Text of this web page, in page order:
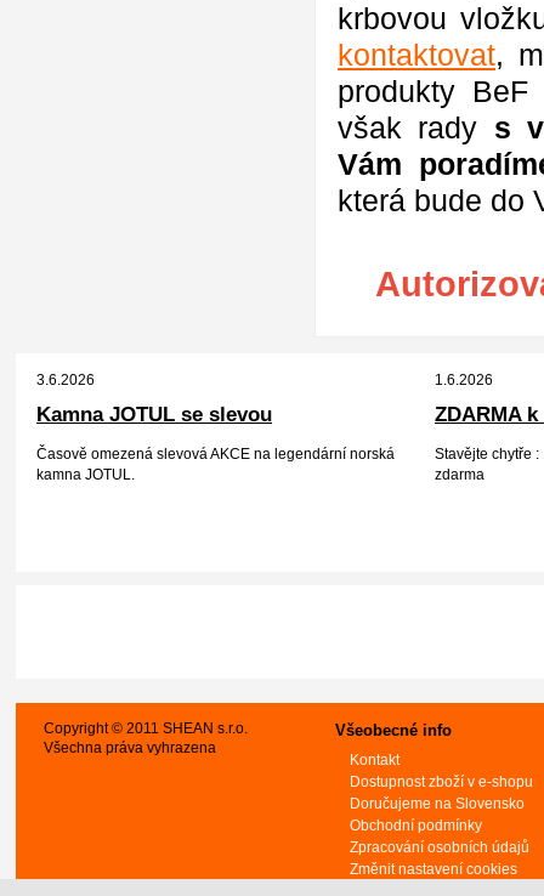
krbovou
kontaktovat,
produkty
však rady s
Vám
která bude do
3.6.2026
Kamna JOTUL se slevou
Časově omezená slevová AKCE na legendární norská
kamna JOTUL.
1.6.2026
ZDARMA
Stavějte chytře
zdarma
Copyright © 2011 SHEAN s.r.o.
Všechna práva vyhrazena
Všeobecné info
Kontakt
Dostupnost zboží v e-shopu
Doručujeme na Slovensko
Obchodní podmínky
Zpracování osobních údajů
Změnit nastavení cookies